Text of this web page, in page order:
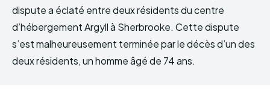
dispute a éclaté entre deux résidents du centre
d’hébergement Argyll à Sherbrooke. Cette dispute
s’est malheureusement terminée par le décès d’un des
deux résidents, un homme âgé de 74 ans.